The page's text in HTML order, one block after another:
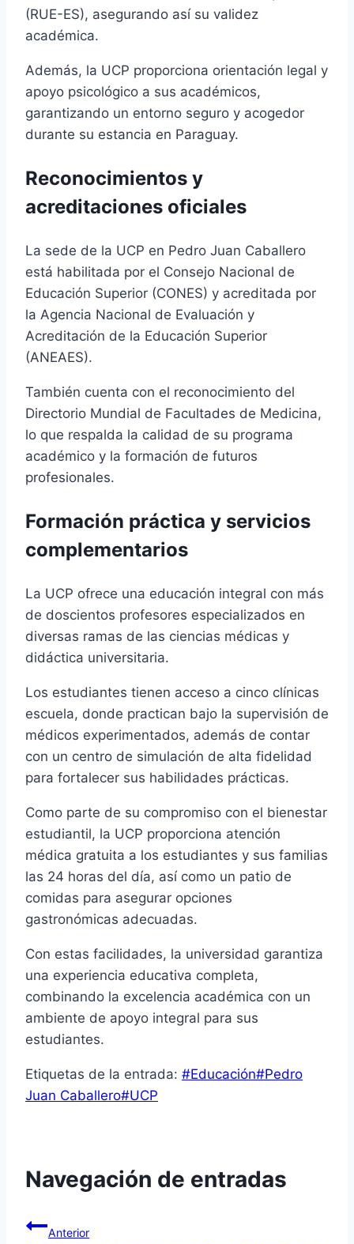
(RUE-ES), asegurando así su validez
académica.
Además, la UCP proporciona orientación legal y
apoyo psicológico a sus académicos,
garantizando un entorno seguro y acogedor
durante su estancia en Paraguay.
Reconocimientos y
acreditaciones oficiales
La sede de la UCP en Pedro Juan Caballero
está habilitada por el Consejo Nacional de
Educación Superior (CONES) y acreditada por
la Agencia Nacional de Evaluación y
Acreditación de la Educación Superior
(ANEAES).
También cuenta con el reconocimiento del
Directorio Mundial de Facultades de Medicina,
lo que respalda la calidad de su programa
académico y la formación de futuros
profesionales.
Formación práctica y servicios
complementarios
La UCP ofrece una educación integral con más
de doscientos profesores especializados en
diversas ramas de las ciencias médicas y
didáctica universitaria.
Los estudiantes tienen acceso a cinco clínicas
escuela, donde practican bajo la supervisión de
médicos experimentados, además de contar
con un centro de simulación de alta fidelidad
para fortalecer sus habilidades prácticas.
Como parte de su compromiso con el bienestar
estudiantil, la UCP proporciona atención
médica gratuita a los estudiantes y sus familias
las 24 horas del día, así como un patio de
comidas para asegurar opciones
gastronómicas adecuadas.
Con estas facilidades, la universidad garantiza
una experiencia educativa completa,
combinando la excelencia académica con un
ambiente de apoyo integral para sus
estudiantes.
Etiquetas de la entrada: #Educación#Pedro
Juan Caballero#UCP
Navegación de entradas
Anterior